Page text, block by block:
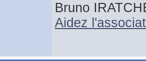
Bruno
Aidez